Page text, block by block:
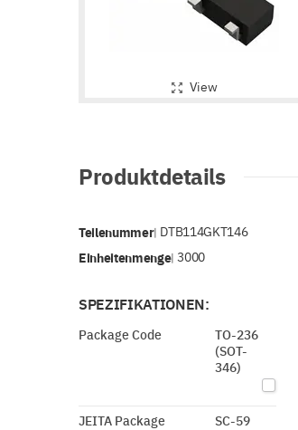
View
Produktdetails
Teilenummer| DTB114GKT146
Einheitenmenge|3000
SPEZIFIKATIONEN:
Package Code
TO-236
(SOT-
346)
JEITA Package SC-59